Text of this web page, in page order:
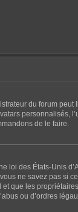
du forum
personnalisés,
de le faire.
loi des États-Unis
ne savez pas si
que les
ou d’ordres